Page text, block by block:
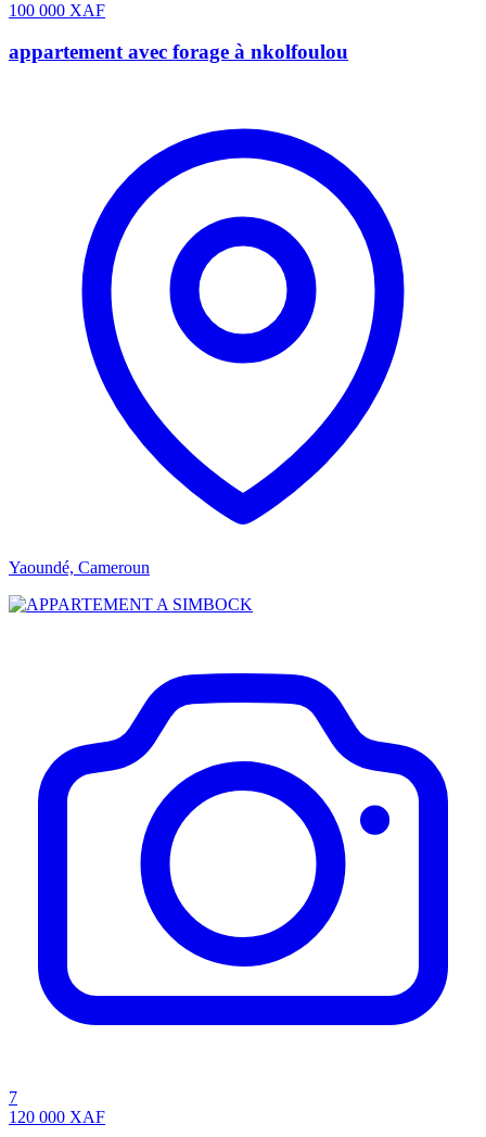
100 000 XAF
appartement avec forage à nkolfoulou
Yaoundé, Cameroun
7
120 000 XAF